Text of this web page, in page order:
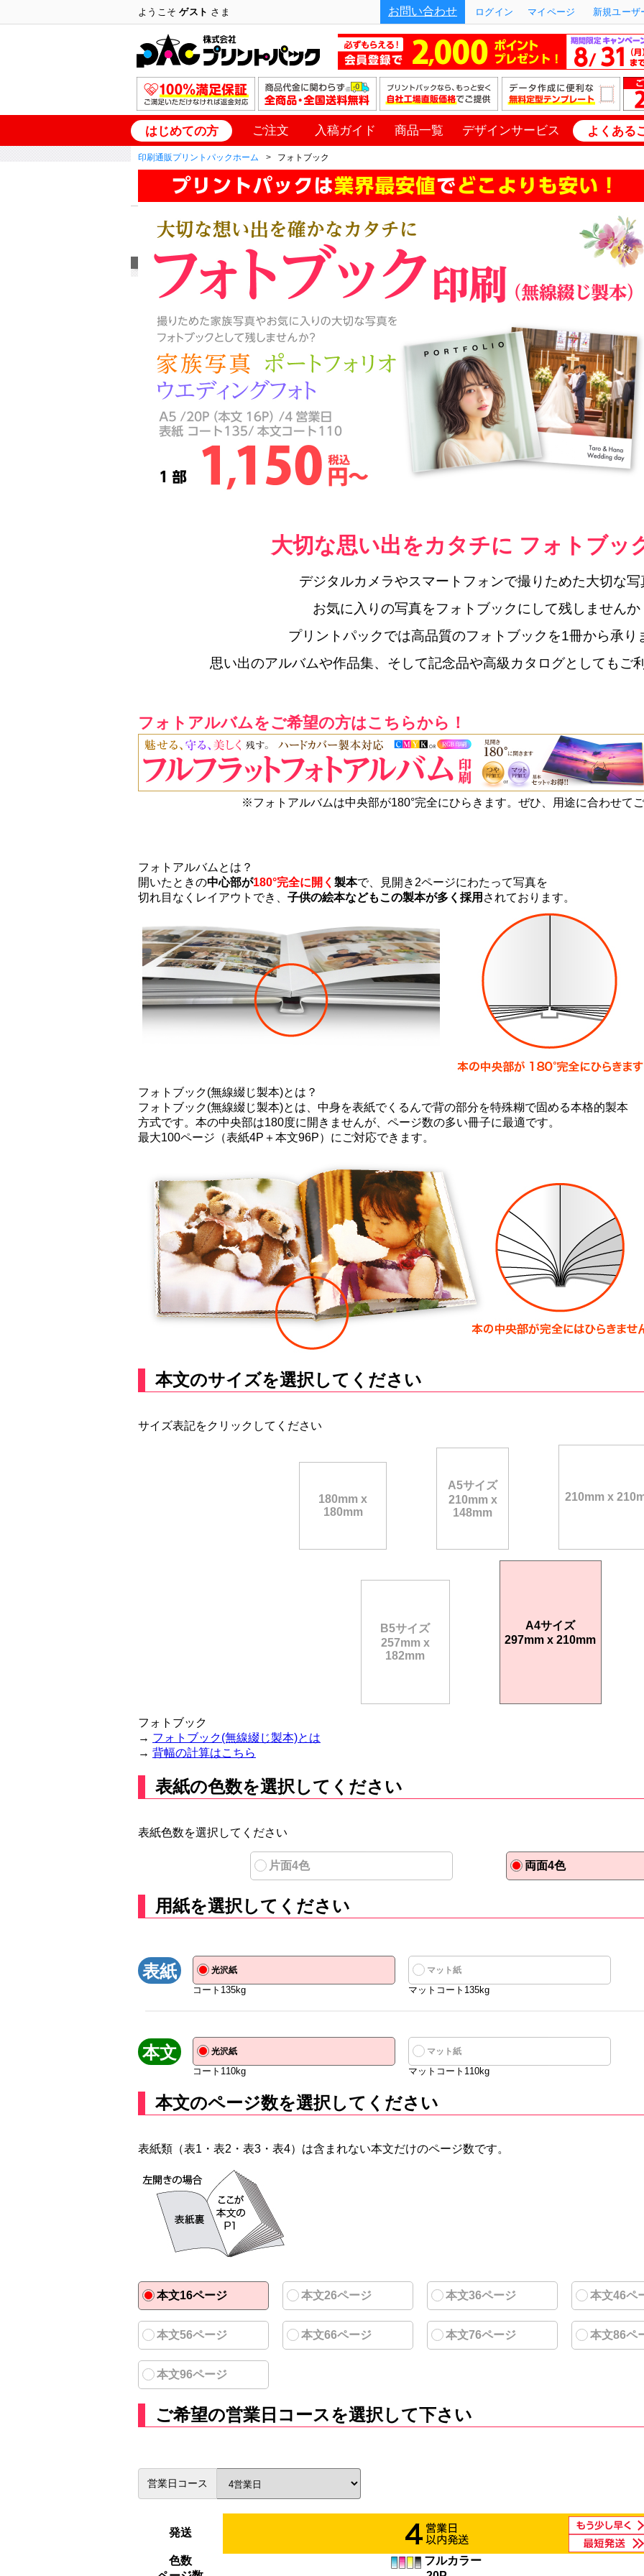
ようこそゲスト さま お問い合わせ ログイン マイページ 新規ユーザ
はじめての方 ご注文 入稿ガイド 商品一覧 デザインサービス よくある
印刷通販プリントパックホーム フォトブック
大切な思い出をカタチに フォトブッ
デジタルカメラやスマートフォンで撮りためた大切な写
お気に入りの写真をフォトブックにして残しませんか
プリントパックでは高品質のフォトブックを1冊から承り
思い出のアルバムや作品集、そして記念品や高級カタログとしてもご
フォトアルバムをご希望の方はこちらから！
※フォトアルバムは中央部が180°完全にひらきます。ぜひ、用途に合わせて
フォトアルバムとは？
開いたときの中心部が180°完全に開く 製本で、見開き2ページにわたって写真を
切れ目なくレイアウトでき、 子供の絵本などもこの製本が多く採用 されております。
フォトブック(無線綴じ製本)とは？
フォトブック(無線綴じ製本)とは、中身を表紙でくるんで背の部分を特殊糊で固める本格的製本
方式です。本の中央部は180度に開きませんが、ページ数の多い冊子に最適です。
最大100ページ（表紙4P＋本文96P）にご対応できます。
本文のサイズを選択してください
サイズ表記をクリックしてください
180mm x
180mm
A5サイズ
210mm x
148mm
210mm x
B5サイズ
257mm x
182mm
A4サイズ
297mm x 210mm
フォトブック
→ フォトブック(無線綴じ製本)とは
→ 背幅の計算はこちら
表紙の色数を選択してください
表紙色数を選択してください
片面4色 両面4色
用紙を選択してください
表紙 光沢紙
コート135kg
マット紙
マットコート135kg
本文 光沢紙
コート110kg
マット紙
マットコート110kg
本文のページ数を選択してください
表紙類（表1・表2・表3・表4）は含まれない本文だけのページ数です。
本文16ページ 本文26ページ 本文36ページ 本文46ペ
本文56ページ 本文66ページ 本文76ページ 本文86ペ
本文96ページ
ご希望の営業日コースを選択して下さい
営業日コース
発送
色数
フルカラー